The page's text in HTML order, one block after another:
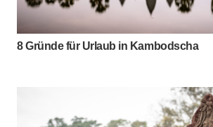
8 Gründe für Urlaub in Kambodscha